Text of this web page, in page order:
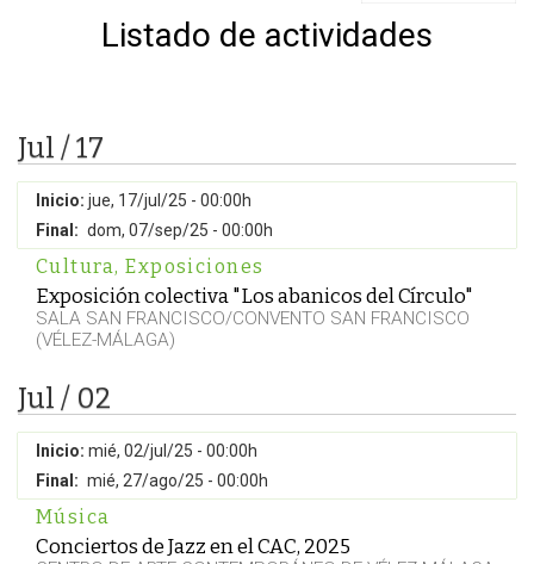
Listado de actividades
Jul / 17
Inicio: jue, 17/jul/25 - 00:00h
Final: dom, 07/sep/25 - 00:00h
Cultura, Exposiciones
Exposición colectiva "Los abanicos del Círculo"
SALA SAN FRANCISCO/CONVENTO SAN FRANCISCO
(VÉLEZ-MÁLAGA)
Jul / 02
Inicio: mié, 02/jul/25 - 00:00h
Final: mié, 27/ago/25 - 00:00h
Música
Conciertos de Jazz en el CAC, 2025